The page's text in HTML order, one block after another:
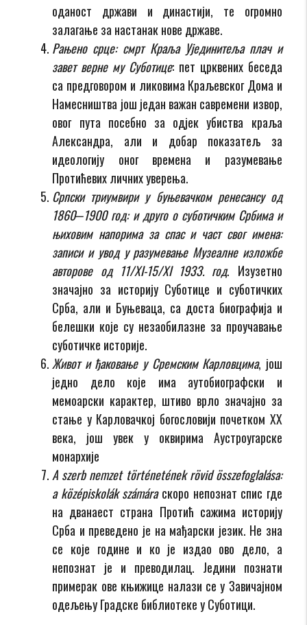
оданост држави и династији, те огромно
залагање за настанак нове државе.
Рањено срце: смрт Краља Ујединитеља плач и
завет верне му Суботице: пет црквених беседа
са предговором и ликовима Краљевског Дома и
Намесништва још један важан савремени извор,
овог пута посебно за одјек убиства краља
Александра, али и добар показатељ за
идеологију оног времена и разумевање
Протићевих личних уверења.
Српски триумвири у буњевачком ренесансу од
1860‒1900 год: и друго о суботичким Србима и
њиховим напорима за спас и част свог имена:
записи и увод у разумевање Музеалне изложбе
авторове од 11/XI-15/XI 1933. год. Изузетно
значајно за историју Суботице и суботичких
Срба, али и Буњеваца, са доста биографија и
белешки које су незаобилазне за проучавање
суботичке историје.
Живот и ђаковање у Сремским Карловцима, још
једно дело које има аутобиографски и
мемоарски карактер, штиво врло значајно за
стање у Карловачкој богословији почетком ХХ
века, још увек у оквирима Аустроугарске
монархије
A szerb nemzet történetének rövid összefoglalása:
a középiskolák számáraскоро непознат спис где
на дванаест страна Протић сажима историју
Срба и преведено је на мађарски језик. Не зна
се које године и ко је издао ово дело, а
непознат је и преводилац. Једини познати
примерак ове књижице налази се у Завичајном
одељењу Градске библиотеке у Суботици.